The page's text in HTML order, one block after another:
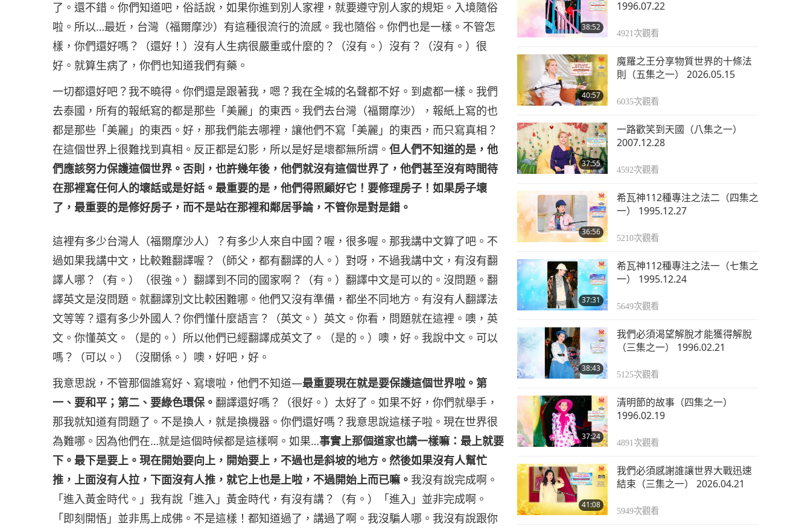
了。還不錯。你們知道吧，俗話說，如果你進到別人家裡，就要遵守別人家的規矩。入境隨俗
啦。所以…最近，台灣（福爾摩沙）有這種很流行的流感。我也隨俗。你們也是一樣。不管怎
樣，你們還好嗎？（還好！）沒有人生病很嚴重或什麼的？（沒有。）沒有？（沒有。）很
好。就算生病了，你們也知道我們有藥。
一切都還好吧？我不曉得。你們還是跟著我，嗯？我在全城的名聲都不好。到處都一樣。我們
去泰國，所有的報紙寫的都是那些「美麗」的東西。我們去台灣（福爾摩沙），報紙上寫的也
都是那些「美麗」的東西。好，那我們能去哪裡，讓他們不寫「美麗」的東西，而只寫真相？
在這個世界上很難找到真相。反正都是幻影，所以是好是壞都無所謂。但人們不知道的是，他
們應該努力保護這個世界。否則，也許幾年後，他們就沒有這個世界了，他們甚至沒有時間待
在那裡寫任何人的壞話或是好話。最重要的是，他們得照顧好它！要修理房子！如果房子壞
了，最重要的是修好房子，而不是站在那裡和鄰居爭論，不管你是對是錯。
這裡有多少台灣人（福爾摩沙人）？有多少人來自中國？喔，很多喔。那我講中文算了吧。不
過如果我講中文，比較難翻譯喔？（師父，都有翻譯的人。）對呀，不過我講中文，有沒有翻
譯人哪？（有。）（很強。）翻譯到不同的國家啊？（有。）翻譯中文是可以的。沒問題。翻
譯英文是沒問題。就翻譯別文比較困難哪。他們又沒有準備，都坐不同地方。有沒有人翻譯法
文等等？還有多少外國人？你們懂什麼語言？（英文。）英文。你看，問題就在這裡。噢，英
文。你懂英文。（是的。）所以他們已經翻譯成英文了。（是的。）噢，好。我說中文。可以
嗎？（可以。）（沒關係。）噢，好吧，好。
我意思說，不管那個誰寫好、寫壞啦，他們不知道—最重要現在就是要保護這個世界啦。第
一、要和平；第二、要綠色環保。翻譯還好嗎？（很好。）太好了。如果不好，你們就舉手，
那我就知道有問題了。不是換人，就是換機器。你們還好嗎？我意思說這樣子啦。現在世界很
為難哪。因為他們在…就是這個時候都是這樣啊。如果…事實上那個道家也講一樣嘛：最上就要
下。最下是要上。現在開始要向上，開始要上，不過也是斜坡的地方。然後如果沒有人幫忙
推，上面沒有人拉，下面沒有人推，就它上也是上啦，不過開始上而已嘛。 我沒有說完成啊。
「進入黃金時代。」我有說「進入」黃金時代，有沒有講？（有。）「進入」並非完成啊。
「即刻開悟」並非馬上成佛。不是這樣！都知道過了，講過了啊。我沒騙人哪。我沒有說跟你
38:52
1996.07.22
4921次觀看
40:57
魔羅之王分享物質世界的十條法
則（五集之一） 2026.05.15
6035次觀看
37:55
一路歡笑到天國（八集之一）
2007.12.28
4592次觀看
36:56
希瓦神112種專注之法二（四集之
一） 1995.12.27
5210次觀看
37:31
希瓦神112種專注之法一（七集之
一） 1995.12.24
5649次觀看
38:43
我們必須渴望解脫才能獲得解脫
（三集之一） 1996.02.21
5125次觀看
37:24
清明節的故事（四集之一）
1996.02.19
4891次觀看
41:08
我們必須感謝誰讓世界大戰迅速
結束（三集之一） 2026.04.21
5949次觀看